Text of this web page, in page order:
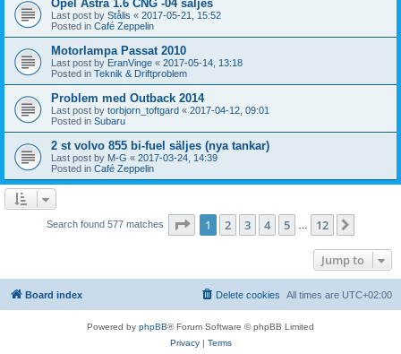
Opel Astra 1.6 CNG -04 säljes
Last post by Stålis « 2017-05-21, 15:52
Posted in Café Zeppelin
Motorlampa Passat 2010
Last post by EranVinge « 2017-05-14, 13:18
Posted in Teknik & Driftproblem
Problem med Outback 2014
Last post by torbjorn_toftgard « 2017-04-12, 09:01
Posted in Subaru
2 st volvo 855 bi-fuel säljes (nya tankar)
Last post by M-G « 2017-03-24, 14:39
Posted in Café Zeppelin
Search found 577 matches Page 1of 12
1 2 3 4 5 12
Jump to
Board index All times are UTC+02:00
Delete cookies
Powered by phpBB® Forum Software © phpBB Limited
Privacy| Terms